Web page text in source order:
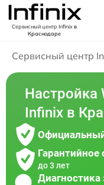
Сервисный центр Infinixв
Краснодаре
Сервисный центр
Настройка
Infinix в
до 3 лет
Диагностика